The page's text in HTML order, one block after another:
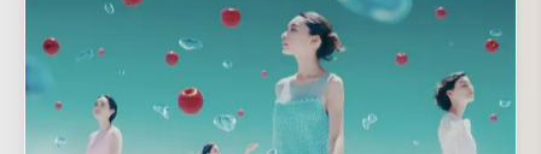
界をお楽しみください。